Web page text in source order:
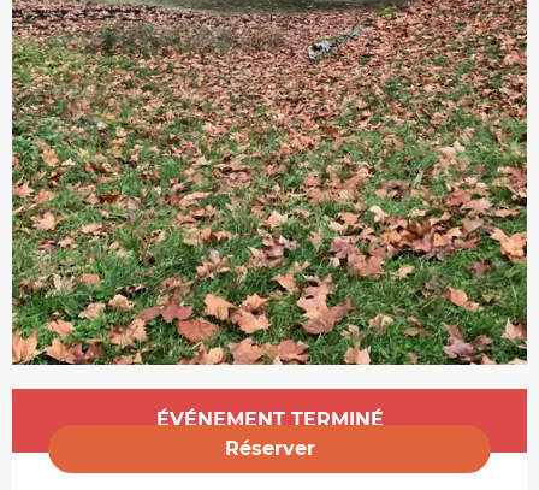
Ouverture et coordonnées
ÉVÉNEMENT TERMINÉ
Réserver